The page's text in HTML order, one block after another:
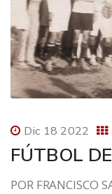
Dic 18 2022
FÚTBOL
POR FRANCISCO